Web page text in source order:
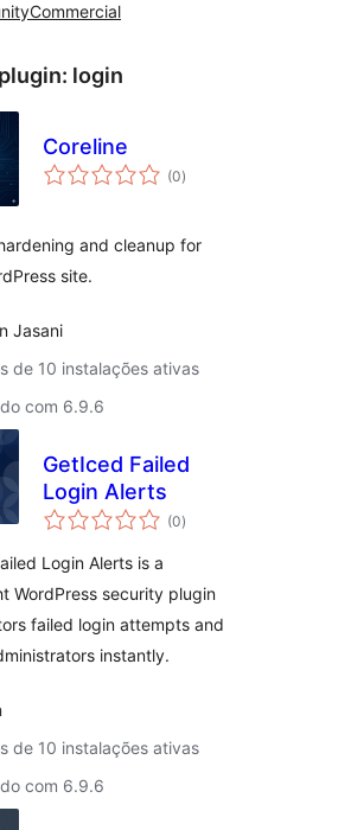
Commercial
login
Coreline
(0avaliações
totais
)
and cleanup for
site.
Jasani
de 10 instalações ativas
com 6.9.6
GetIced Failed
Login Alerts
(0avaliações
totais
)
Login Alerts is a
WordPress security plugin
failed login attempts and
instantly.
de 10 instalações ativas
com 6.9.6